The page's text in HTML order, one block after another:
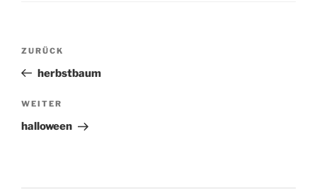
Beitragsnavigation
Vorheriger
Beitrag
ZURÜCK
herbstbaum
Nächster
Beitrag
WEITER
halloween